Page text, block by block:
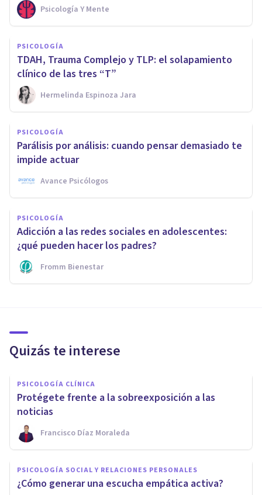
Psicología Y Mente
PSICOLOGÍA
TDAH, Trauma Complejo y TLP: el solapamiento
clínico de las tres “T”
Hermelinda Espinoza Jara
PSICOLOGÍA
Parálisis por análisis: cuando pensar demasiado te
impide actuar
Avance Psicólogos
PSICOLOGÍA
Adicción a las redes sociales en adolescentes:
¿qué pueden hacer los padres?
Fromm Bienestar
Quizás te interese
PSICOLOGÍA CLÍNICA
Protégete frente a la sobreexposición a las
noticias
Francisco Díaz Moraleda
PSICOLOGÍA SOCIAL Y RELACIONES PERSONALES
¿Cómo generar una escucha empática activa?